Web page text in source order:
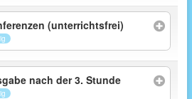
(unterrichtsfrei)
nach der 3. Stunde